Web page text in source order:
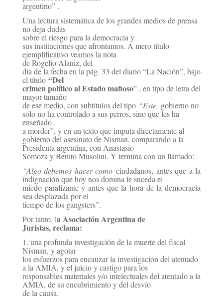
argentino” .
Una lectura sistemática de los grandes medios de prensa
no deja dudas
sobre el riesgo para la democracia y
sus instituciones que afrontamos. A mero título
ejemplificativo veamos la nota
de Rogelio Alaniz, del
día de la fecha en la pág. 33 del diario “La Nación”, bajo
el título “Del
crimen político alEstado mafioso” , en tipo de letra del
mayor tamaño
de ese medio, con subtítulos del tipo “Este gobierno no
sólo no ha controlado a sus perros, sino que les ha
enseñado
a morder”, y en un texto que imputa directamente al
gobierno del asesinato de Nisman, comparando a la
Presidenta argentina, con Anastasio
Somoza y Benito Musolini. Y termina con un llamado:
“Algo debemos hacer como ciudadanos, antes que a la
indignación que hoy nos domina le suceda el
miedo paralizante y antes que la hora de la democracia
sea desplazada por el
tiempo de los gangsters”.
Por tanto, la Asociación Argentina de
Juristas, reclama:
1. una profunda investigación de la muerte del fiscal
Nisman, y agotar
los esfuerzos para encauzar la investigación del atentado
a la AMIA, y el juicio y castigo para los
responsables materiales y/o intelectuales del atentado a la
AMIA, de su encubrimiento y del desvío
de la causa.